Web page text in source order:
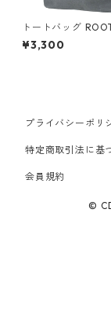
トートバッグ
トート デリ.リペレ
バス はっ水加工 グ
¥3,300
プライバシーポリ
特定商取引法に基
会員規約
©